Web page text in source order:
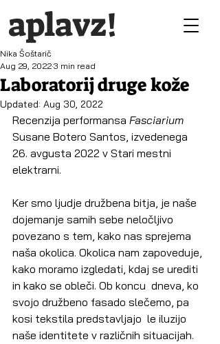
aplavz!
Laboratorij druge kože
Nika Šoštarič
Aug 29, 2022 3 min read
Updated: Aug 30, 2022
Recenzija performansa Fasciarium
Susane Botero Santos, izvedenega
26. avgusta 2022 v Stari mestni
elektrarni.
Ker smo ljudje družbena bitja, je naše
dojemanje samih sebe neločljivo
povezano s tem, kako nas sprejema
naša okolica. Okolica nam zapoveduje,
kako moramo izgledati, kdaj se urediti
in kako se obleči. Ob koncu  dneva, ko
svojo družbeno fasado slečemo, pa
kosi tekstila predstavljajo  le iluzijo
naše identitete v različnih situacijah.